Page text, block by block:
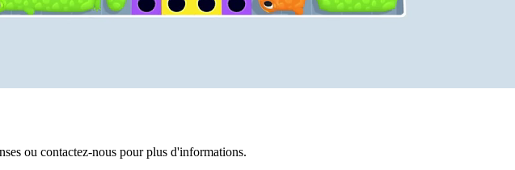
ou contactez-nous pour plus d'informations.